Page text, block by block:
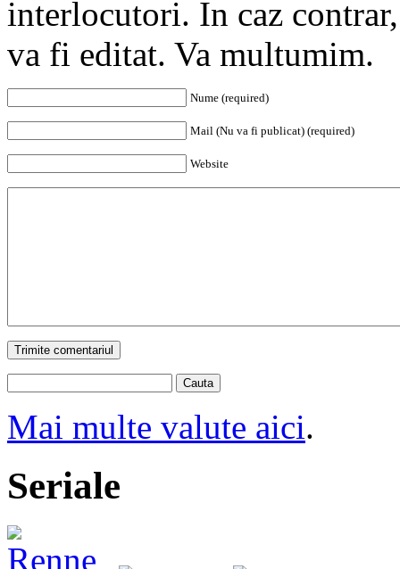
interlocutori. In caz
va fi editat. Va multumim.
Nume (required)
Mail (Nu va fi publicat) (required)
Website
Trimite comentariul
Cauta
Mai multe valute aici.
Seriale